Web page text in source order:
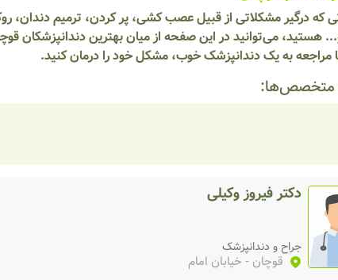
که درگیر مشکلاتی از قبیل عصب کشی، پر کردن، ترمیم
هستید، می‌توانید در این صفحه از میان بهترین دندانپزشکان
مراجعه به یک دندانپزشک خوب، مشکل خود را درمان کنید.
متخصص‌ها:
دکتر فیروز وکیلی
جراح و دندانپزشک
قوچان - خیابان امام